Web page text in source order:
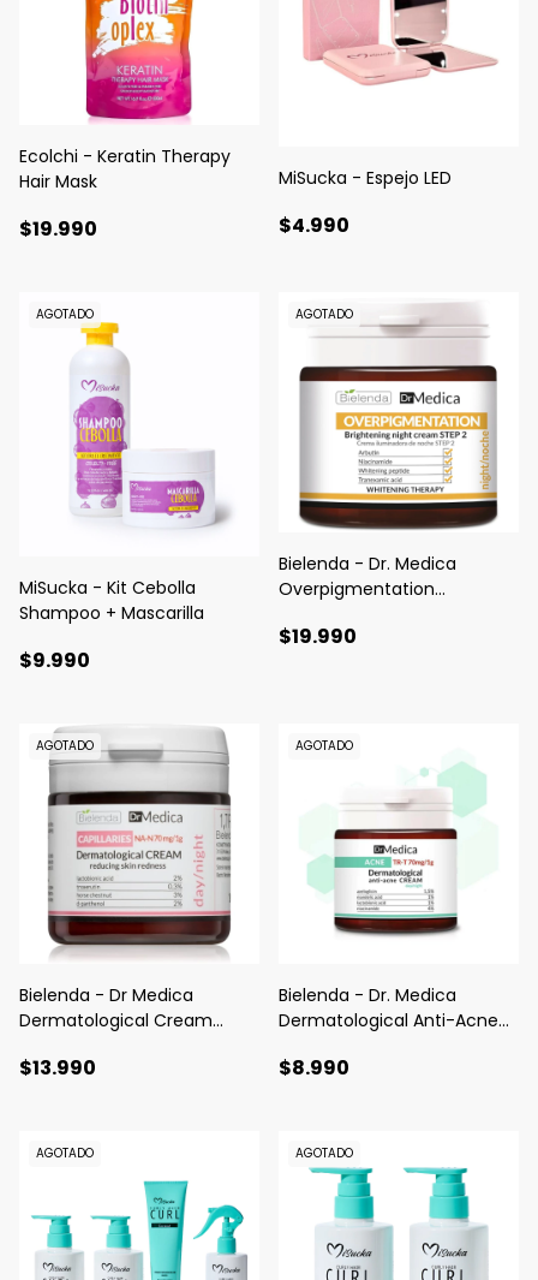
Ecolchi - Keratin Therapy
Hair Mask
$19.990
MiSucka - Espejo LED
$4.990
AGOTADO
MiSucka - Kit Cebolla
Shampoo + Mascarilla
$9.990
AGOTADO
Bielenda - Dr. Medica
Overpigmentation
(para manchas)
$19.990
AGOTADO
Bielenda - Dr Medica
Dermatological Cream
Redness (para rosacea)
$13.990
AGOTADO
Bielenda - Dr. Medica
Dermatological Anti-Acne
$8.990
AGOTADO AGOTADO